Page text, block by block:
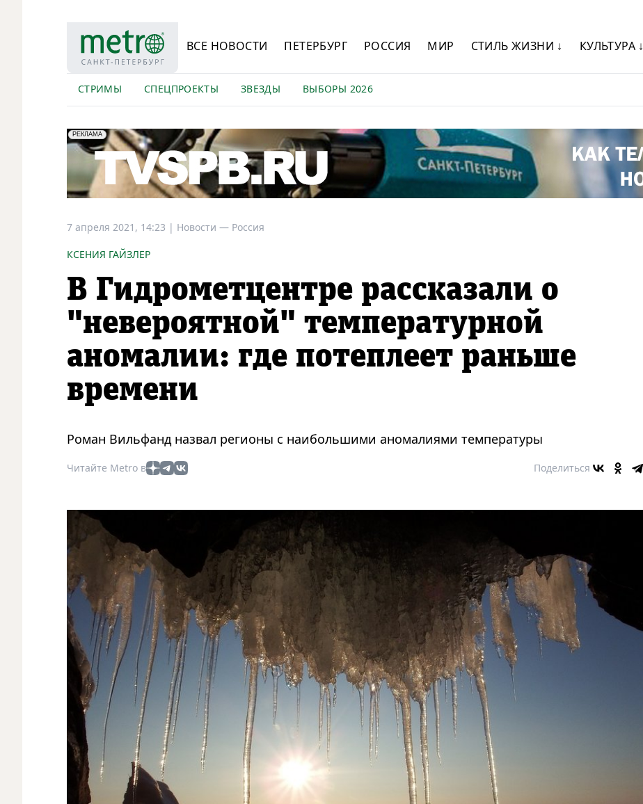
ВСЕ НОВОСТИ ПЕТЕРБУРГ РОССИЯ МИР СТИЛЬ ЖИЗНИ ↓ КУЛЬТУРА ↓
СТРИМЫ СПЕЦПРОЕКТЫ ЗВЕЗДЫ ВЫБОРЫ 2026
erid: LdtCK5Efv
РЕКЛАМА
АО "ГАТР", ИНН: 7841320717
7 апреля 2021, 14:23 | Новости — Россия
КСЕНИЯ ГАЙЗЛЕР
В Гидрометцентре рассказали о
"невероятной" температурной
аномалии: где потеплеет раньше
времени
Роман Вильфанд назвал регионы с наибольшими аномалиями температуры
Читайте Metro в Поделиться